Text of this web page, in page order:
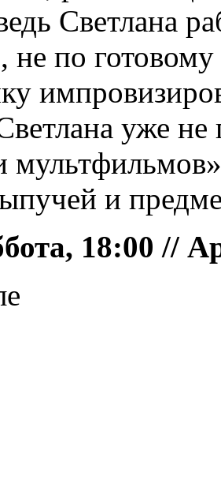
Светлана
не по
уже не
и
18:00 //